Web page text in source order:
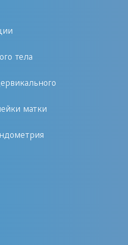
гинеколога,
тела
матки